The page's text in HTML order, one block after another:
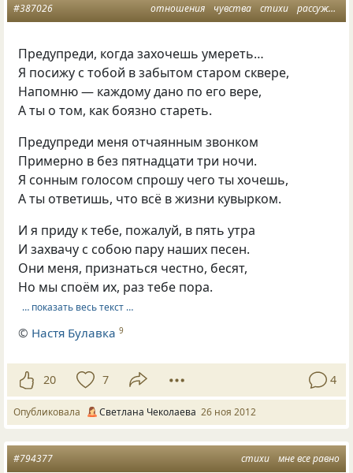
отношения чувства стихи рассуждения
#387026
Предупреди, когда захочешь умереть…
Я посижу с тобой в забытом старом сквере,
Напомню — каждому дано по его вере,
А ты о том, как боязно стареть.
Предупреди меня отчаянным звонком
Примерно в без пятнадцати три ночи.
Я сонным голосом спрошу чего ты хочешь,
А ты ответишь, что всё в жизни кувырком.
И я приду к тебе, пожалуй, в пять утра
И захвачу с собою пару наших песен.
Они меня, признаться честно, бесят,
Но мы споём их, раз тебе пора.
… показать весь текст …
© Настя Булавка 9
20 7 4
Опубликовала Светлана Чеколаева 26 ноя 2012
стихи мне все равно
#794377